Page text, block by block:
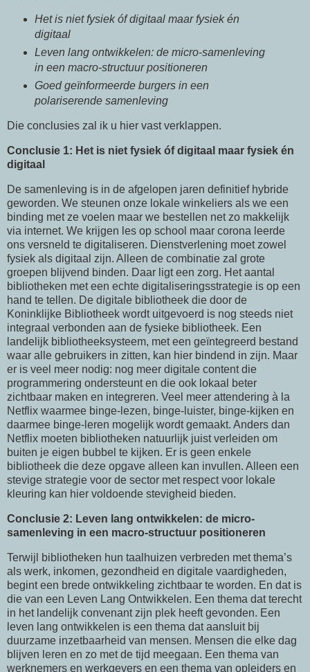
Het is niet fysiek óf digitaal maar fysiek én
digitaal
Leven lang ontwikkelen: de micro-samenleving
in een macro-structuur positioneren
Goed geïnformeerde burgers in een
polariserende samenleving
Die conclusies zal ik u hier vast verklappen.
Conclusie 1: Het is niet fysiek óf digitaal maar fysiek én
digitaal
De samenleving is in de afgelopen jaren definitief hybride
geworden. We steunen onze lokale winkeliers als we een
binding met ze voelen maar we bestellen net zo makkelijk
via internet. We krijgen les op school maar corona leerde
ons versneld te digitaliseren. Dienstverlening moet zowel
fysiek als digitaal zijn. Alleen de combinatie zal grote
groepen blijvend binden. Daar ligt een zorg. Het aantal
bibliotheken met een echte digitaliseringsstrategie is op een
hand te tellen. De digitale bibliotheek die door de
Koninklijke Bibliotheek wordt uitgevoerd is nog steeds niet
integraal verbonden aan de fysieke bibliotheek. Een
landelijk bibliotheeksysteem, met een geïntegreerd bestand
waar alle gebruikers in zitten, kan hier bindend in zijn. Maar
er is veel meer nodig: nog meer digitale content die
programmering ondersteunt en die ook lokaal beter
zichtbaar maken en integreren. Veel meer attendering à la
Netflix waarmee binge-lezen, binge-luister, binge-kijken en
daarmee binge-leren mogelijk wordt gemaakt. Anders dan
Netflix moeten bibliotheken natuurlijk juist verleiden om
buiten je eigen bubbel te kijken. Er is geen enkele
bibliotheek die deze opgave alleen kan invullen. Alleen een
stevige strategie voor de sector met respect voor lokale
kleuring kan hier voldoende stevigheid bieden.
Conclusie 2: Leven lang ontwikkelen: de micro-
samenleving in een macro-structuur positioneren
Terwijl bibliotheken hun taalhuizen verbreden met thema’s
als werk, inkomen, gezondheid en digitale vaardigheden,
begint een brede ontwikkeling zichtbaar te worden. En dat is
die van een Leven Lang Ontwikkelen. Een thema dat terecht
in het landelijk convenant zijn plek heeft gevonden. Een
leven lang ontwikkelen is een thema dat aansluit bij
duurzame inzetbaarheid van mensen. Mensen die elke dag
blijven leren en zo met de tijd meegaan. Een thema van
werknemers en werkgevers en een thema van opleiders en